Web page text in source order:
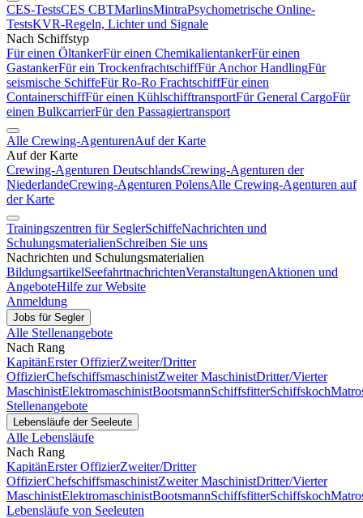
CES-TestsCES CBTMarlinsMintraPsychometrische Online-
TestsKVR-Regeln, Lichter und Signale
Nach Schiffstyp
Für einen ÖltankerFür einen ChemikalientankerFür einen
GastankerFür ein TrockenfrachtschiffFür Anchor HandlingFür
seismische SchiffeFür Ro-Ro FrachtschiffFür einen
ContainerschiffFür einen KühlschifftransportFür General CargoFür
einen BulkcarrierFür den Passagiertransport
Alle Crewing-AgenturenAuf der Karte
Auf der Karte
Crewing-Agenturen DeutschlandsCrewing-Agenturen der
NiederlandeCrewing-Agenturen PolensAlle Crewing-Agenturen auf
der Karte
Trainingszentren für SeglerSchiffeNachrichten und
SchulungsmaterialienSchreiben Sie uns
Nachrichten und Schulungsmaterialien
BildungsartikelSeefahrtnachrichtenVeranstaltungenAktionen und
AngeboteHilfe zur Website
Anmeldung
Jobs für Segler
Alle Stellenangebote
Nach Rang
KapitänErster OffizierZweiter/Dritter
OffizierChefschiffsmaschinistZweiter MaschinistDritter/Vierter
MaschinistElektromaschinistBootsmannSchiffsfitterSchiffskoch
Stellenangebote
Lebensläufe der Seeleute
Alle Lebensläufe
Nach Rang
KapitänErster OffizierZweiter/Dritter
OffizierChefschiffsmaschinistZweiter MaschinistDritter/Vierter
MaschinistElektromaschinistBootsmannSchiffsfitterSchiffskoch
Lebensläufe von Seeleuten